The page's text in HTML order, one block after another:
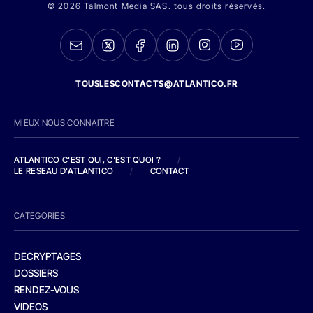
© 2026 Talmont Media SAS. tous droits réservés.
TOUSLESCONTACTS@ATLANTICO.FR
MIEUX NOUS CONNAITRE
ATLANTICO C'EST QUI, C'EST QUOI ?
/
LE RESEAU D'ATLANTICO
/ CONTACT
CATEGORIES
DECRYPTAGES
DOSSIERS
RENDEZ-VOUS
VIDEOS